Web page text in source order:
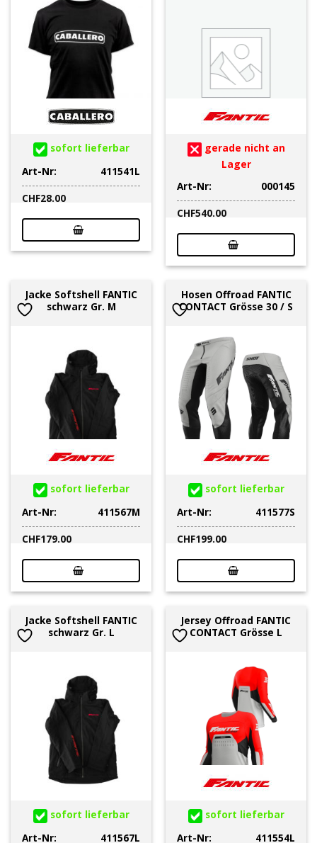
sofort lieferbar
Art-Nr:
411541L
CHF28.00
gerade nicht an
Lager
Art-Nr:
000145
CHF540.00
Jacke Softshell FANTIC
schwarz Gr. M
sofort lieferbar
Art-Nr:
411567M
CHF179.00
Hosen Offroad FANTIC
CONTACT Grösse 30 / S
sofort lieferbar
Art-Nr:
411577S
CHF199.00
Jacke Softshell FANTIC
schwarz Gr. L
sofort lieferbar
Art-Nr:
411567L
Jersey Offroad FANTIC
CONTACT Grösse L
sofort lieferbar
Art-Nr:
411554L